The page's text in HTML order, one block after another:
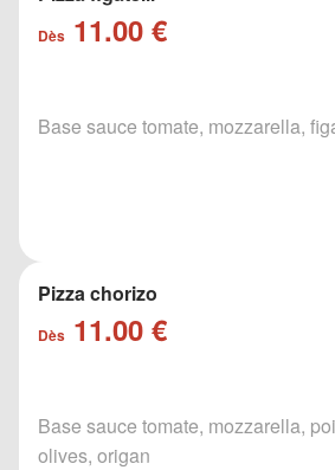
Dès 11.00 €
Base sauce tomate, mozzarella,
Pizza chorizo
Dès 11.00 €
Base sauce tomate, mozzarella,
olives, origan